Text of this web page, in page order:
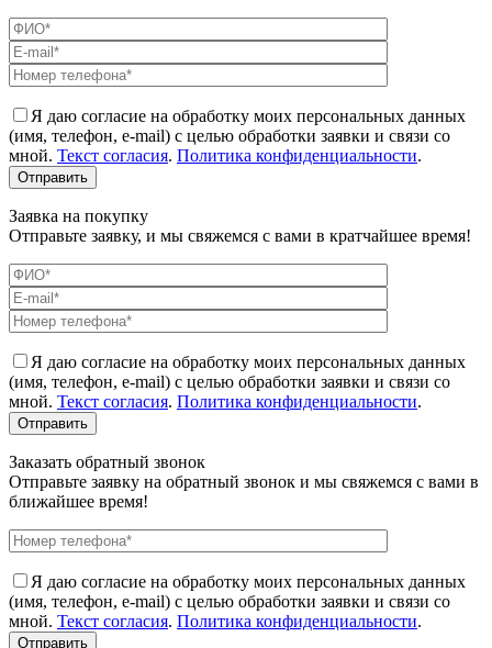
Я даю согласие на обработку моих персональных данных
(имя, телефон, e-mail) с целью обработки заявки и связи со
мной. Текст согласия. Политика конфиденциальности.
Заявка на покупку
Отправьте заявку, и мы свяжемся с вами в кратчайшее время!
Я даю согласие на обработку моих персональных данных
(имя, телефон, e-mail) с целью обработки заявки и связи со
мной. Текст согласия. Политика конфиденциальности.
Заказать обратный звонок
Отправьте заявку на обратный звонок и мы свяжемся с вами в
ближайшее время!
Я даю согласие на обработку моих персональных данных
(имя, телефон, e-mail) с целью обработки заявки и связи со
мной. Текст согласия. Политика конфиденциальности.